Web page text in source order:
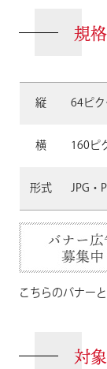
規
縦 64ピ
横 160ピ
形式 JPG・
こちらのバナー
対象